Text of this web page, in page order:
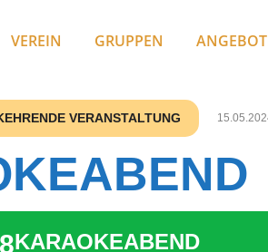
VEREIN GRUPPEN
VERANSTALTUNG
KARAOKEABEND